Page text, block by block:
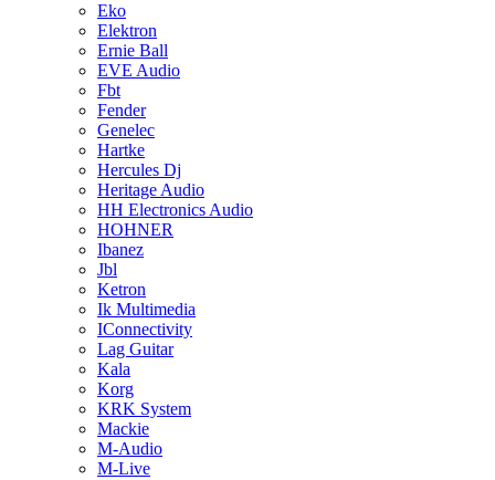
Eko
Elektron
Ernie Ball
EVE Audio
Fbt
Fender
Genelec
Hartke
Hercules Dj
Heritage Audio
HH Electronics Audio
HOHNER
Ibanez
Jbl
Ketron
Ik Multimedia
IConnectivity
Lag Guitar
Kala
Korg
KRK System
Mackie
M-Audio
M-Live